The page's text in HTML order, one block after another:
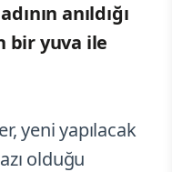
anıldığı
bir yuva ile
yeni yapılacak
olduğu